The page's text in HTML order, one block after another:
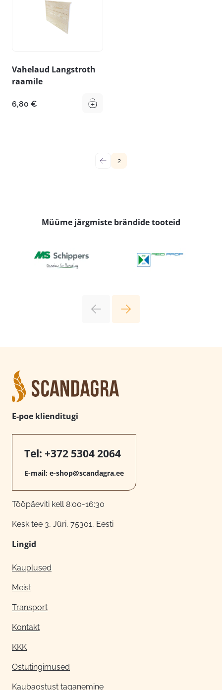
Vahelaud Langstroth
raamile
6,80 €
← 2
Müüme järgmiste brändide tooteid
E-poe klienditugi
Tel: +372 5304 2064
E-mail: e-shop@scandagra.ee
Tööpäeviti kell 8:00-16:30
Kesk tee 3, Jüri, 75301, Eesti
Lingid
Kauplused
Meist
Transport
Kontakt
KKK
Ostutingimused
Kaubaostust taganemine